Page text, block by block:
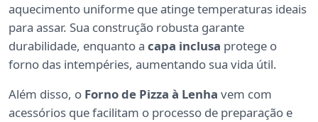
aquecimento uniforme que atinge temperaturas ideais
para assar. Sua construção robusta garante
durabilidade, enquanto a capa inclusa protege o
forno das intempéries, aumentando sua vida útil.
Além disso, o Forno de Pizza à Lenha vem com
acessórios que facilitam o processo de preparação e